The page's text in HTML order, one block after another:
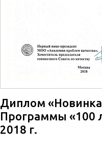
Диплом
Программы «100
2018 г.